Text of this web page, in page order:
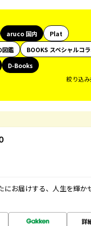
aruco 国内
Plat
図鑑
BOOKS スペシャルコ
D-Books
絞り込
お届けする、人生を輝か
詳